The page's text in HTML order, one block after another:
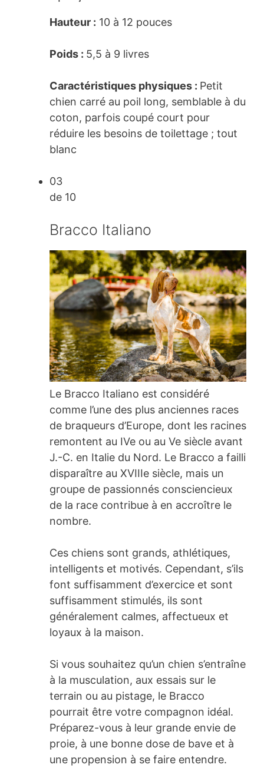
Hauteur : 10 à 12 pouces
Poids : 5,5 à 9 livres
Caractéristiques physiques : Petit
chien carré au poil long, semblable à du
coton, parfois coupé court pour
réduire les besoins de toilettage ; tout
blanc
03
de 10
Bracco Italiano
Le Bracco Italiano est considéré
comme l’une des plus anciennes races
de braqueurs d’Europe, dont les racines
remontent au IVe ou au Ve siècle avant
J.-C. en Italie du Nord. Le Bracco a failli
disparaître au XVIIIe siècle, mais un
groupe de passionnés consciencieux
de la race contribue à en accroître le
nombre.
Ces chiens sont grands, athlétiques,
intelligents et motivés. Cependant, s’ils
font suffisamment d’exercice et sont
suffisamment stimulés, ils sont
généralement calmes, affectueux et
loyaux à la maison.
Si vous souhaitez qu’un chien s’entraîne
à la musculation, aux essais sur le
terrain ou au pistage, le Bracco
pourrait être votre compagnon idéal.
Préparez-vous à leur grande envie de
proie, à une bonne dose de bave et à
une propension à se faire entendre.